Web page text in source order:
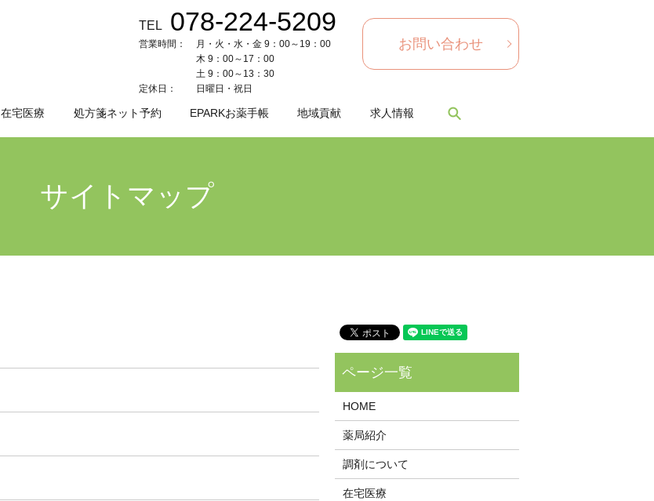
TEL 078-224-5209
営業時間：
月・火・水・金 9：00～19：00
木 9：00～17：00
土 9：00～13：30
定休日：
日曜日・祝日
お問い合わせ
在宅医療 処方箋ネット予約 EPARKお薬手帳 地域貢献 求人情報
サイトマップ
HOME
薬局紹介
調剤について
在宅医療